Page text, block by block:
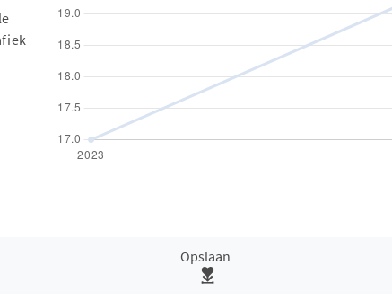
Opslaan